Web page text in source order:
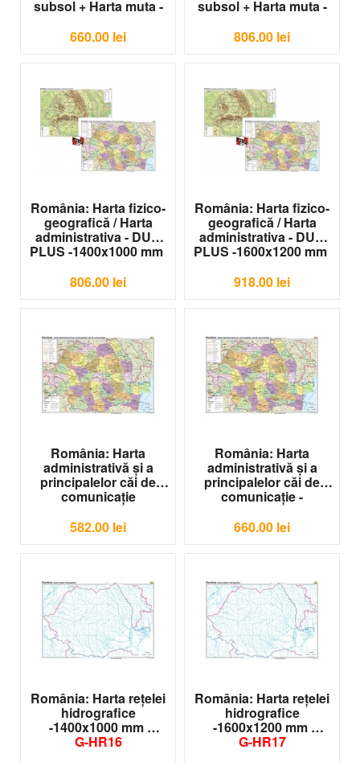
subsol + Harta muta -
G-HR10
660.00 lei
subsol + Harta muta -
G-HR11
806.00 lei
România: Harta fizico-
geografică / Harta
administrativa - DUO
PLUS -1400x1000 mm
806.00 lei
România: Harta fizico-
geografică / Harta
administrativa - DUO
PLUS -1600x1200 mm
918.00 lei
România: Harta
administrativă şi a
principalelor căi de
comunicaţie
-1400x1000 mm
G-HR14
582.00 lei
România: Harta
administrativă şi a
principalelor căi de
comunicaţie -
1600x1200 mm
G-HR15
660.00 lei
România: Harta reţelei
hidrografice
-1400x1000 mm
G-HR16
România: Harta reţelei
hidrografice
-1600x1200 mm
G-HR17